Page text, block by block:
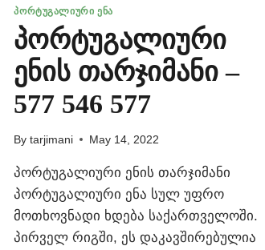
ᲞᲝᲠᲢᲣᲒᲐᲚᲘᲣᲠᲘ ᲔᲜᲐ
პორტუგალიური
ენის თარჯიმანი –
577 546 577
By tarjimani May 14, 2022
პორტუგალიური ენის თარჯიმანი
პორტუგალიური ენა სულ უფრო
მოთხოვნადი ხდება საქართველოში.
პირველ რიგში, ეს დაკავშირებულია